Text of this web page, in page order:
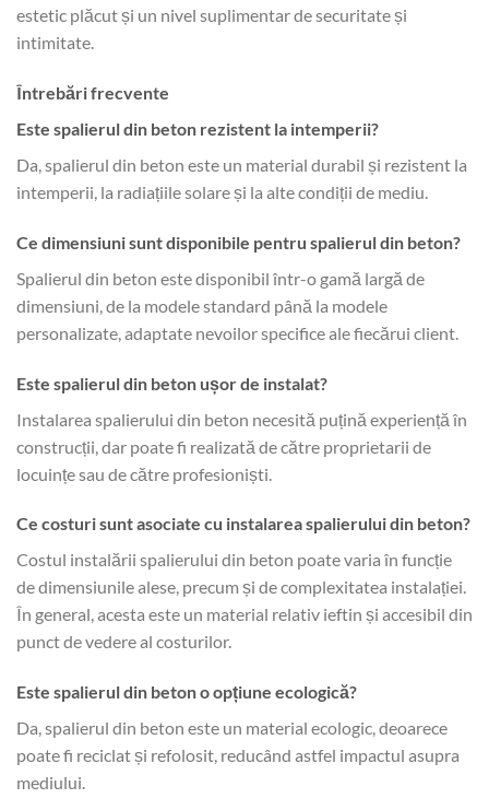
estetic plăcut și un nivel suplimentar de securitate și
intimitate.
Întrebări frecvente
Este spalierul din beton rezistent la intemperii?
Da, spalierul din beton este un material durabil și rezistent la
intemperii, la radiațiile solare și la alte condiții de mediu.
Ce dimensiuni sunt disponibile pentru spalierul din beton?
Spalierul din beton este disponibil într-o gamă largă de
dimensiuni, de la modele standard până la modele
personalizate, adaptate nevoilor specifice ale fiecărui client.
Este spalierul din beton ușor de instalat?
Instalarea spalierului din beton necesită puțină experiență în
construcții, dar poate fi realizată de către proprietarii de
locuințe sau de către profesioniști.
Ce costuri sunt asociate cu instalarea spalierului din beton?
Costul instalării spalierului din beton poate varia în funcție
de dimensiunile alese, precum și de complexitatea instalației.
În general, acesta este un material relativ ieftin și accesibil din
punct de vedere al costurilor.
Este spalierul din beton o opțiune ecologică?
Da, spalierul din beton este un material ecologic, deoarece
poate fi reciclat și refolosit, reducând astfel impactul asupra
mediului.